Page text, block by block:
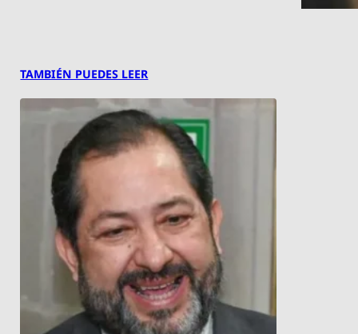
TAMBIÉN PUEDES LEER